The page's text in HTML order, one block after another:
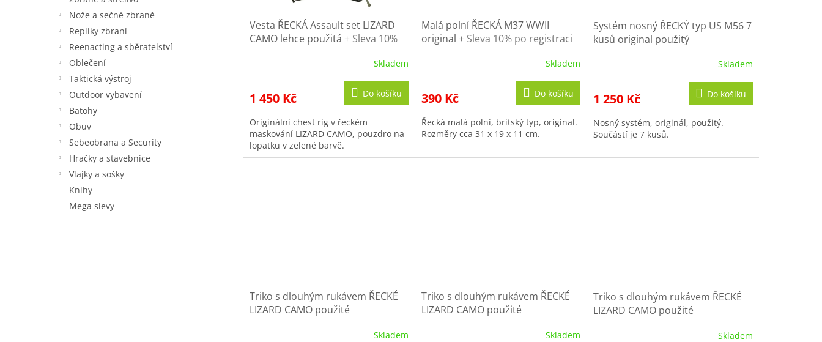
Nože a sečné zbraně
Repliky zbraní
Reenacting a sběratelství
Oblečení
Taktická výstroj
Outdoor vybavení
Batohy
Obuv
Sebeobrana a Security
Hračky a stavebnice
Vlajky a sošky
Knihy
Mega slevy
Vesta ŘECKÁ Assault set LIZARD
CAMO lehce použitá + Sleva 10%
Skladem
1 450 Kč Do košíku
Originální chest rig v řeckém
maskování LIZARD CAMO, pouzdro na
lopatku v zelené barvě.
Malá polní ŘECKÁ M37 WWII
original + Sleva 10% po registraci
Skladem
390 Kč Do košíku
Řecká malá polní, britský typ, original.
Rozměry cca 31 x 19 x 11 cm.
Systém nosný ŘECKÝ typ US M56 7
kusů original použitý
Skladem
1 250 Kč Do košíku
Nosný systém, originál, použitý.
Součástí je 7 kusů.
Triko s dlouhým rukávem ŘECKÉ
LIZARD CAMO použité
Skladem
Triko s dlouhým rukávem ŘECKÉ
LIZARD CAMO použité
Skladem
Triko s dlouhým rukávem ŘECKÉ
LIZARD CAMO použité
Skladem